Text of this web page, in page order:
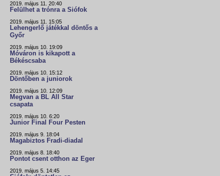
2019. május 11. 20:40
Felülhet a trónra a Siófok
2019. május 11. 15:05
Lehengerlő játékkal döntős a
Győr
2019. május 10. 19:09
Móváron is kikapott a
Békéscsaba
2019. május 10. 15:12
Döntőben a juniorok
2019. május 10. 12:09
Megvan a BL All Star
csapata
2019. május 10. 6:20
Junior Final Four Pesten
2019. május 9. 18:04
Magabiztos Fradi-diadal
2019. május 8. 18:40
Pontot csent otthon az Eger
2019. május 5. 14:45